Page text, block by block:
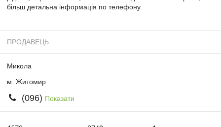
більш детальна інформація по телефону.
ПРОДАВЕЦЬ
Микола
м. Житомир
(096) Показати